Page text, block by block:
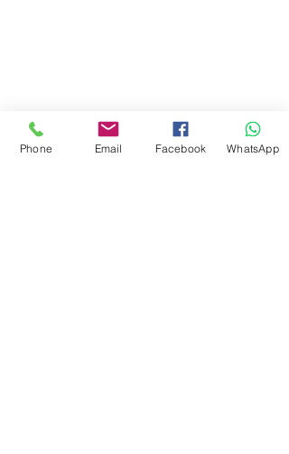
Phone Email Facebook WhatsApp